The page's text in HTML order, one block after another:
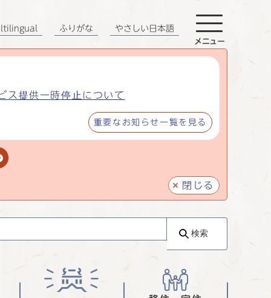
ス提供一時停止について
重要なお知らせ一覧を見る
閉じる
ふりがな やさしい日本語
メニュー
検索